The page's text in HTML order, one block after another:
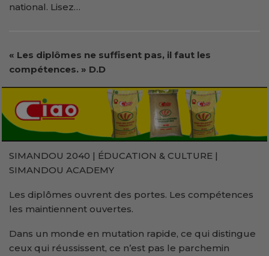
national. Lisez…
« Les diplômes ne suffisent pas, il faut les
compétences. » D.D
SIMANDOU 2040 | ÉDUCATION & CULTURE |
SIMANDOU ACADEMY
Les diplômes ouvrent des portes. Les compétences
les maintiennent ouvertes.
Dans un monde en mutation rapide, ce qui distingue
ceux qui réussissent, ce n’est pas le parchemin